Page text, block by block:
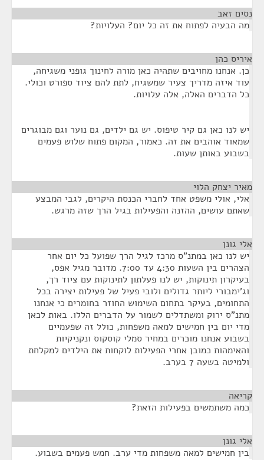
נסים זאב
מה הבעיה לפתוח את זה כל יום? העלויות?
איריס כהן
כן. אנחנו מחויבים שתהיה כאן מורה לחינוך גופני משגיחה,
עוד איזה מדריך צעיר שמשגיח, לתת להם ציוד ספורט וכולי.
כל הדברים האלה, אלה עלויות.
יש לנו כאן גם קיר טיפוס. יש גם ילדים, גם נוער וגם מבוגרים
שמאוד אוהבים את זה. כאמור, המקום פתוח שלוש פעמים
בשבוע באותן שעות.
מאיר יצחק הלוי
אלי, אולי משפט אחד לחברי הכנסת היקרים, לגבי המבצע
שאתם עושים, ההזנה והפעילות בגיל הרך שזה מרגש.
אלי גונן
יש לנו כאן במתנ"ס מרכז לגיל הרך שפועל כל יום אחר
הצהרים בין השעות 4:30 עד 7:00. מדובר מגיל אפס,
בעיקרון תינוקות, יש לנו פעלתון לתינוקות עם ציוד רך,
וג'ימבורי ליותר גדולים ולובי פעיל של פעילות יצירה בכל
התחומים, בעיקר בתחום השימוש החוזר בחומרים כי אנחנו
מתנ"ס ירוק ומשתדלים לשמור על הדברים הללו. באות לכאן
מדי יום בין חמישים למאה משפחות, כולל זה שפעמיים
בשבוע אנחנו מוכרים במחיר סמלי קוסקוס ונקניקיות
והאימהות כמובן אחרי הפעילות לוקחות את הילדים למקלחת
ולמיטה בשעה 7 בערב.
קריאה
כמה משתמשים בפעילות הזאת?
אלי גונן
בין חמישים למאה משפחות מדי ערב. חמש פעמים בשבוע.